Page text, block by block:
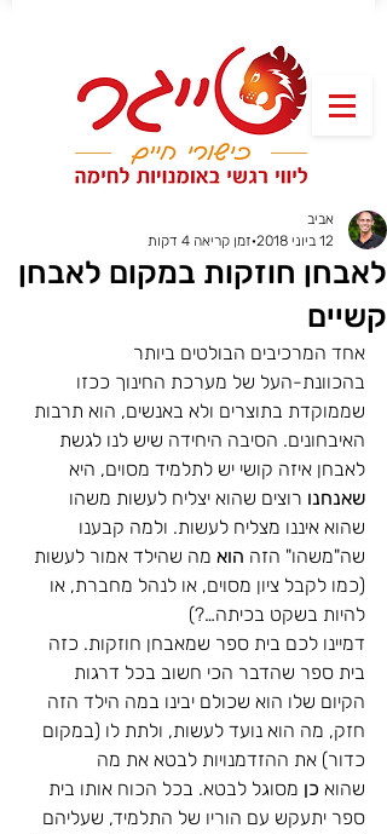
לאבחן חוזקות במקום לאבחן
קשיים
אביב
12 ביוני 2018
זמן קריאה 4 דקות
אחד המרכיבים הבולטים ביותר
בהכוונת-העל של מערכת החינוך ככזו
שממוקדת בתוצרים ולא באנשים, הוא תרבות
האיבחונים. הסיבה היחידה שיש לנו לגשת
לאבחן איזה קושי יש לתלמיד מסוים, היא
שאנחנו רוצים שהוא יצליח לעשות משהו
שהוא איננו מצליח לעשות. ולמה קבענו
שה"משהו" הזה הוא מה שהילד אמור לעשות
(כמו לקבל ציון מסוים, או לנהל מחברת, או
להיות בשקט בכיתה…?)
דמיינו לכם בית ספר שמאבחן חוזקות. כזה
בית ספר שהדבר הכי חשוב בכל דרגות
הקיום שלו הוא שכולם יבינו במה הילד הזה
חזק, מה הוא נועד לעשות, ולתת לו (במקום
כדור) את ההזדמנויות לבטא את מה
שהוא כן מסוגל לבטא. בכל הכוח אותו בית
ספר יתעקש עם הוריו של התלמיד, שעליהם